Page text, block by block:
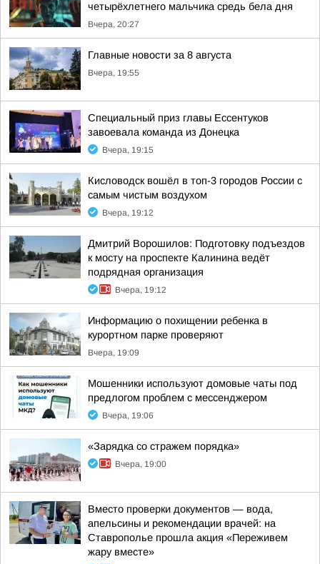
четырёхлетнего мальчика средь бела дня
Вчера, 20:27
Главные новости за 8 августа
Вчера, 19:55
Специальный приз главы Ессентуков
завоевала команда из Донецка
Вчера, 19:15
Кисловодск вошёл в топ-3 городов России с
самым чистым воздухом
Вчера, 19:12
Дмитрий Ворошилов: Подготовку подъездов
к мосту на проспекте Калинина ведёт
подрядная организация
Вчера, 19:12
Информацию о похищении ребенка в
курортном парке проверяют
Вчера, 19:09
Мошенники используют домовые чаты под
предлогом проблем с мессенджером
Вчера, 19:06
«Зарядка со стражем порядка»
Вчера, 19:00
Вместо проверки документов — вода,
апельсины и рекомендации врачей: на
Ставрополье прошла акция «Переживем
жару вместе»